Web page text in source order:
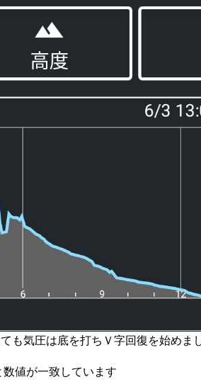
も気圧は底を打ちＶ字回復を始めま
値が一致しています